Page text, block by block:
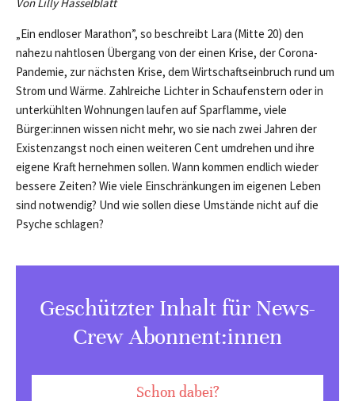
„Ein endloser Marathon”, so beschreibt Lara (Mitte 20) den
nahezu nahtlosen Übergang von der einen Krise, der Corona-
Pandemie, zur nächsten Krise, dem Wirtschaftseinbruch rund um
Strom und Wärme. Zahlreiche Lichter in Schaufenstern oder in
unterkühlten Wohnungen laufen auf Sparflamme, viele
Bürger:innen wissen nicht mehr, wo sie nach zwei Jahren der
Existenzangst noch einen weiteren Cent umdrehen und ihre
eigene Kraft hernehmen sollen. Wann kommen endlich wieder
bessere Zeiten? Wie viele Einschränkungen im eigenen Leben
sind notwendig? Und wie sollen diese Umstände nicht auf die
Psyche schlagen?
Geschützter Inhalt für News-
Crew Abonnent:innen
Schon dabei?